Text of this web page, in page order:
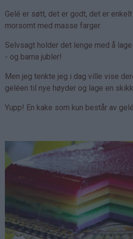
Gelé er søtt, det er godt, det er
morsomt med masse farger.
Selvsagt holder det lenge med å
- og barna jubler!
Men jeg tenkte jeg i dag ville vise
geléen til nye høyder og lage en
Yupp! En kake som kun består av